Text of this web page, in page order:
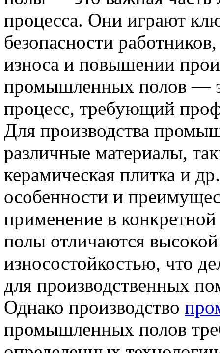
процесса. Они играют
безопасности
износа и повышении
промышленных полов —
процесс, требующий
Для производства
различные материалы,
керамическая плитка и
особенности и
применение в
полы отличаются
износостойкостью, что
для производственных
Однако производство
промышленных полов